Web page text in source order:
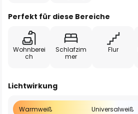
Perfekt für diese Bereiche
Wohnberei
ch
Schlafzim
mer
Flur
Lichtwirkung
Warmweiß Universalweiß